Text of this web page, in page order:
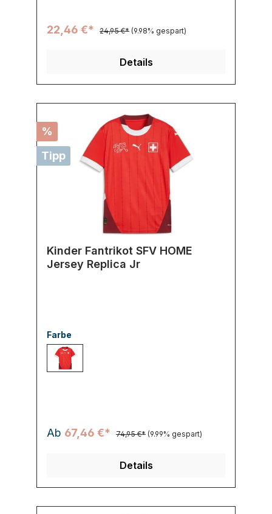
22,46 €* 24,95 €* (9.98% gespart)
Details
%
Tipp
Kinder Fantrikot SFV HOME
Jersey Replica Jr
Farbe
001 PUMA RED-TEAM REGAL RED
Ab 67,46 €* 74,95 €* (9.99% gespart)
Details